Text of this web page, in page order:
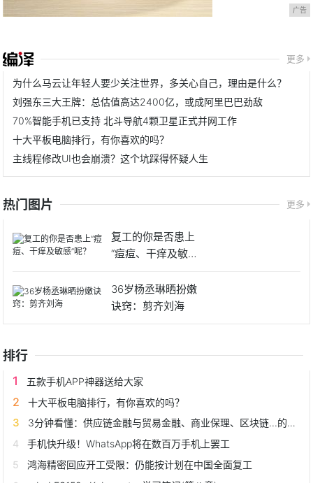
广告
更多
为什么马云让年轻人要少关注世界，多关心自己，理由是什么？
刘强东三大王牌：总估值高达2400亿，或成阿里巴巴劲敌
70%智能手机已支持 北斗导航4颗卫星正式并网工作
十大平板电脑排行，有你喜欢的吗？
主线程修改UI也会崩溃？这个坑踩得怀疑人生
热门图片 更多
复工的你是否患上
“痘痘、干痒及敏感”
36岁杨丞琳晒扮嫩
诀窍：剪齐刘海
排行
五款手机APP神器送给大家
十大平板电脑排行，有你喜欢的吗？
3分钟看懂：供应链金融与贸易金融、商业保理、区块链...的关系
手机快升级！WhatsApp将在数百万手机上罢工
鸿海精密回应开工受限：仍能按计划在中国全面复工